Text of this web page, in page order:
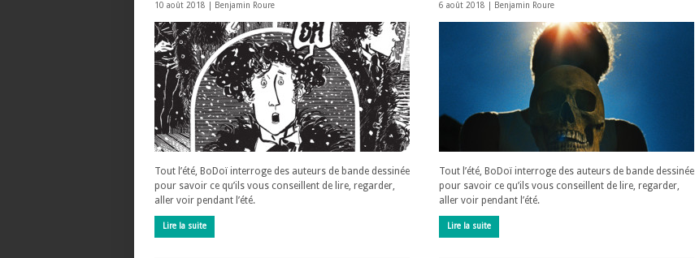
10 août 2018 | Benjamin Roure
Tout l’été, BoDoï interroge des auteurs de bande dessinée
pour savoir ce qu’ils vous conseillent de lire, regarder,
aller voir pendant l’été.
Lire la suite
6 août 2018 | Benjamin Roure
Tout l’été, BoDoï interroge des auteurs de bande dessinée
pour savoir ce qu’ils vous conseillent de lire, regarder,
aller voir pendant l’été.
Lire la suite